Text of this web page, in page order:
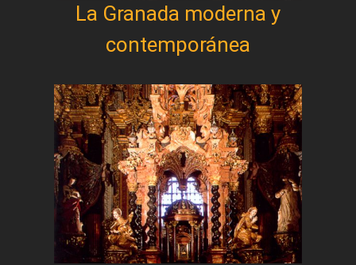
La Granada moderna y
contemporánea